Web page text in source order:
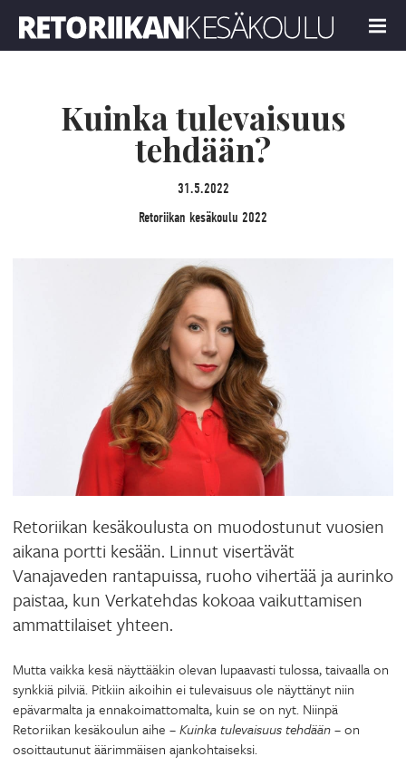
MENU
Kuinka tulevaisuus
tehdään?
31.5.2022
Retoriikan kesäkoulu 2022
Retoriikan kesäkoulusta on muodostunut vuosien
aikana portti kesään. Linnut visertävät
Vanajaveden rantapuissa, ruoho vihertää ja aurinko
paistaa, kun Verkatehdas kokoaa vaikuttamisen
ammattilaiset yhteen.
Mutta vaikka kesä näyttääkin olevan lupaavasti tulossa, taivaalla on
synkkiä pilviä. Pitkiin aikoihin ei tulevaisuus ole näyttänyt niin
epävarmalta ja ennakoimattomalta, kuin se on nyt. Niinpä
Retoriikan kesäkoulun aihe –Kuinka tulevaisuus tehdään– on
osoittautunut äärimmäisen ajankohtaiseksi.